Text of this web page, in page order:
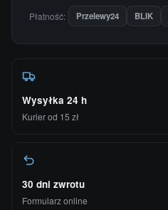
Płatność: Przelewy24 BLIK
Wysyłka 24 h
Kurier od 15 zł
30 dni zwrotu
Formularz online